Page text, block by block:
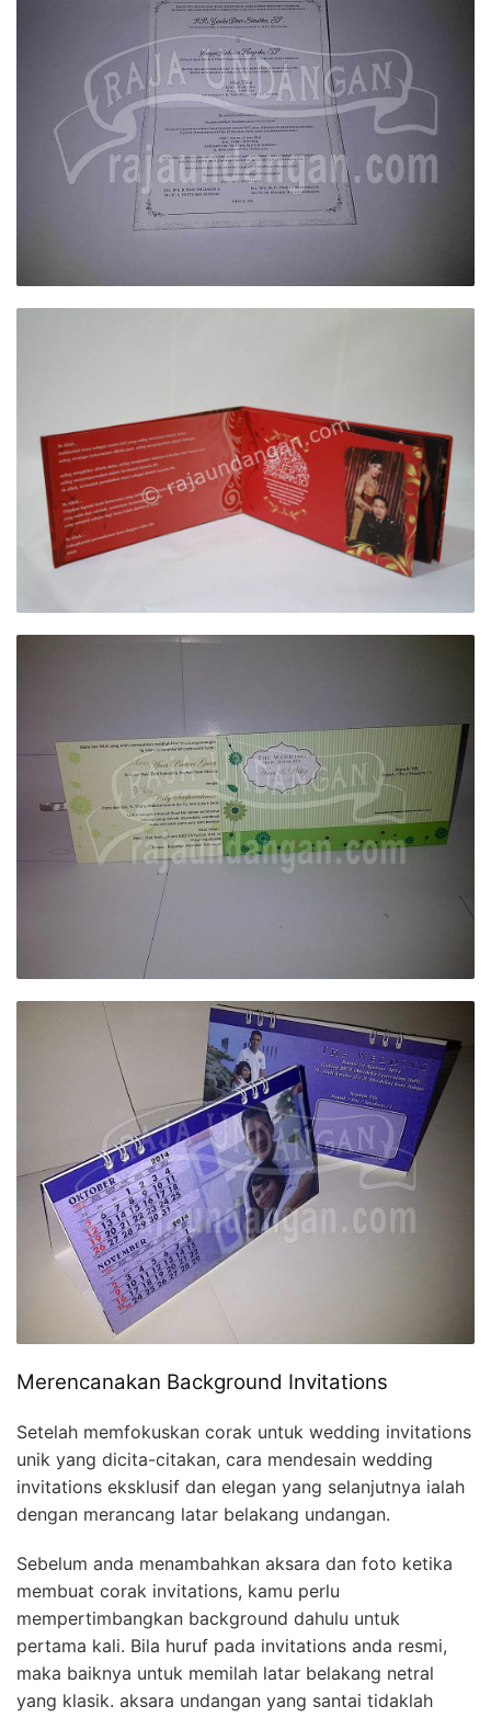
Merencanakan Background Invitations
Setelah memfokuskan corak untuk wedding invitations
unik yang dicita-citakan, cara mendesain wedding
invitations eksklusif dan elegan yang selanjutnya ialah
dengan merancang latar belakang undangan.
Sebelum anda menambahkan aksara dan foto ketika
membuat corak invitations, kamu perlu
mempertimbangkan background dahulu untuk
pertama kali. Bila huruf pada invitations anda resmi,
maka baiknya untuk memilah latar belakang netral
yang klasik. aksara undangan yang santai tidaklah